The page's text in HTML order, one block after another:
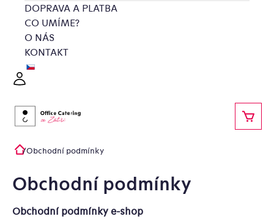
obsah
DOPRAVA A PLATBA
CO UMÍME?
O NÁS
KONTAKT
Domů
/Obchodní podmínky
Obchodní podmínky
Obchodní podmínky e-shop